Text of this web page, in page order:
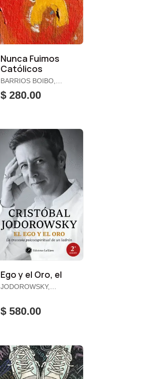
Nunca Fuimos
Católicos
BARRIOS BOIBO,
FERNANDO /
GONZÁLEZ GONZÁLEZ,
$ 280.00
Ego y el Oro, el
JODOROWSKY,
$ 580.00